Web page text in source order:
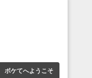
ボケてへようこそ